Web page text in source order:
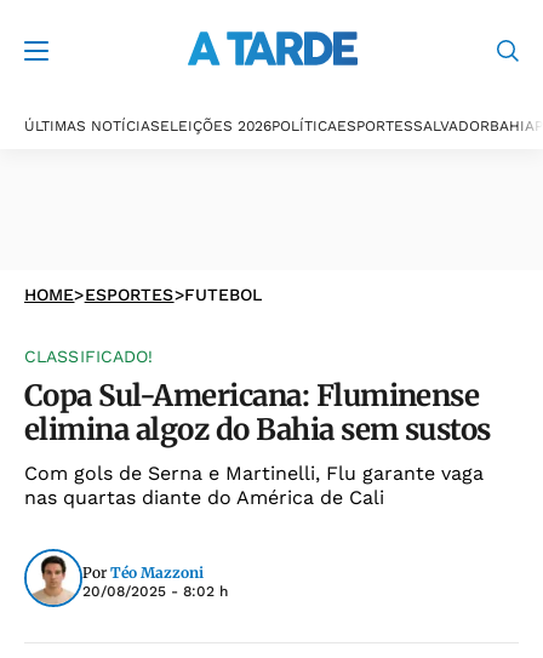
ÚLTIMAS NOTÍCIASELEIÇÕES 2026POLÍTICAESPORTESSALVADORBAHIA
HOME>ESPORTES>FUTEBOL
CLASSIFICADO!
Copa Sul-Americana: Fluminense
elimina algoz do Bahia sem sustos
Com gols de Serna e Martinelli, Flu garante vaga
nas quartas diante do América de Cali
Por Téo Mazzoni
20/08/2025 - 8:02 h